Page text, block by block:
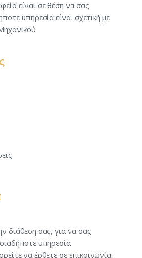
είναι σε θέση να σας
υπηρεσία είναι σχετική με
διάθεση σας, για να σας
υπηρεσία
να έρθετε σε επικοινωνία